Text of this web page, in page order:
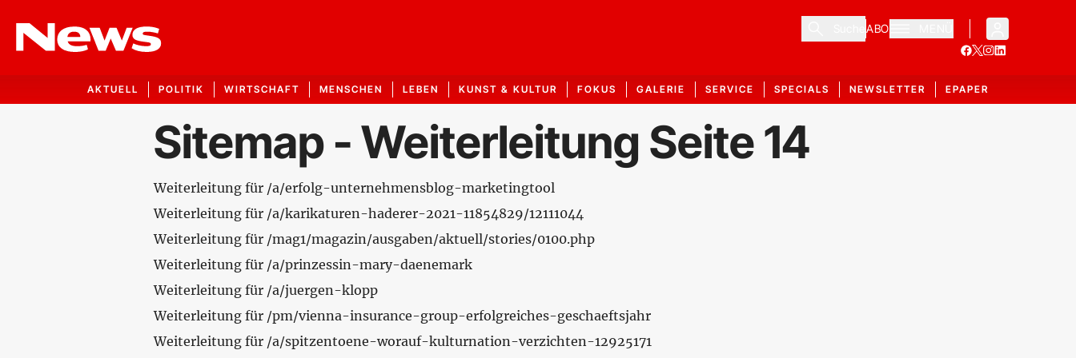
ABO
AKTUELL POLITIK WIRTSCHAFT MENSCHEN LEBEN KUNST & KULTUR FOKUS GALERIE SERVICE SPECIALS NEWSLETTER EPAPER
Sitemap - Weiterleitung Seite 14
Weiterleitung für /a/erfolg-unternehmensblog-marketingtool
Weiterleitung für /a/karikaturen-haderer-2021-11854829/12111044
Weiterleitung für /mag1/magazin/ausgaben/aktuell/stories/0100.php
Weiterleitung für /a/prinzessin-mary-daenemark
Weiterleitung für /a/juergen-klopp
Weiterleitung für /pm/vienna-insurance-group-erfolgreiches-geschaeftsjahr
Weiterleitung für /a/spitzentoene-worauf-kulturnation-verzichten-12925171